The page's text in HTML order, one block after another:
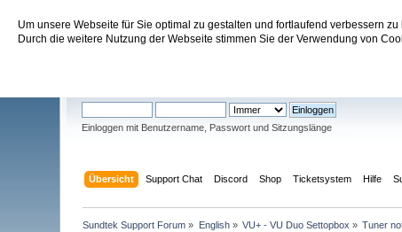
Um unsere Webseite für Sie optimal zu gestalten und fortlaufend verbessern
Durch die weitere Nutzung der Webseite stimmen Sie der Verwendung von
Sundtek Support Forum
Einloggen mit Benutzername, Passwort und Sitzungslänge
Übersicht Support Chat Discord Shop Ticketsystem Hilfe
Sundtek Support Forum » English» VU+ - VU Duo Settopbox » Tuner